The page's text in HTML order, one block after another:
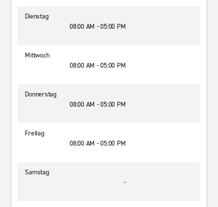
Dienstag
08:00 AM - 05:00 PM
Mittwoch
08:00 AM - 05:00 PM
Donnerstag
08:00 AM - 05:00 PM
Freitag
08:00 AM - 05:00 PM
Samstag
-